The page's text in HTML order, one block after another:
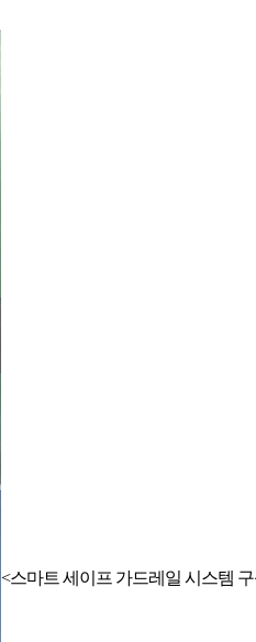
<스마트 세이프 가드레일 시스템